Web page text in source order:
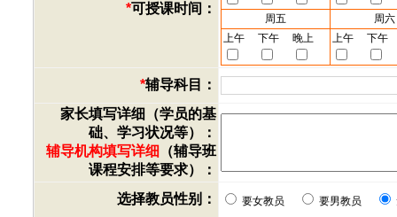
*可授课时间：
周五
周六
上午
下午 晚上 上午 下午
*辅导科目：
家长填写详细（学员的基
础、学习状况等）：
辅导机构填写详细 （辅导班
课程安排等要求）：
选择教员性别：
要女教员 要男教员